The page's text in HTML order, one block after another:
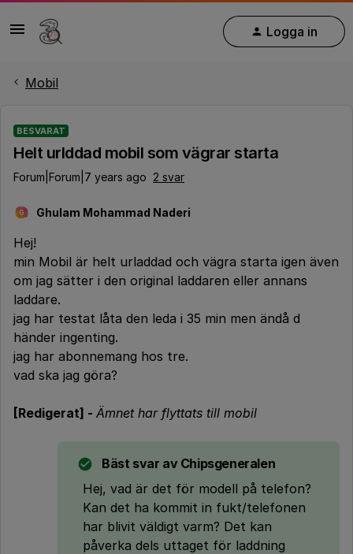
Logga in
Mobil
BESVARAT
Helt urlddad mobil som vägrar starta
Forum|Forum|7 years ago 2 svar
G Ghulam Mohammad Naderi
Hej!
min Mobil är helt urladdad och vägra starta igen även
om jag sätter i den original laddaren eller annans
laddare.
jag har testat låta den leda i 35 min men ändå d
händer ingenting.
jag har abonnemang hos tre.
vad ska jag göra?
[Redigerat] - Ämnet har flyttats till mobil
Bäst svar av Chipsgeneralen
Hej, vad är det för modell på telefon?
Kan det ha kommit in fukt/telefonen
har blivit väldigt varm? Det kan
påverka dels uttaget för laddning